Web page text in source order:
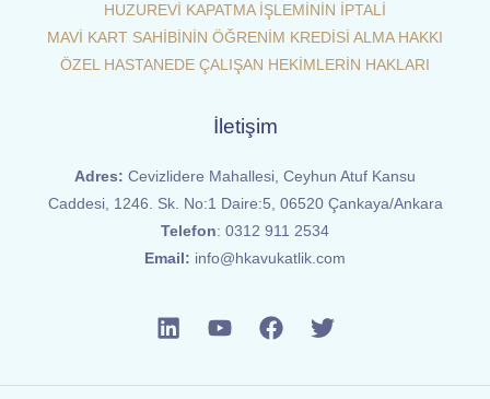
HUZUREVİ KAPATMA İŞLEMİNİN İPTALİ
MAVİ KART SAHİBİNİN ÖĞRENİM KREDİSİ ALMA HAKKI
ÖZEL HASTANEDE ÇALIŞAN HEKİMLERİN HAKLARI
İletişim
Adres: Cevizlidere Mahallesi, Ceyhun Atuf Kansu
Caddesi, 1246. Sk. No:1 Daire:5, 06520 Çankaya/Ankara
Telefon: 0312 911 2534
Email: info@hkavukatlik.com